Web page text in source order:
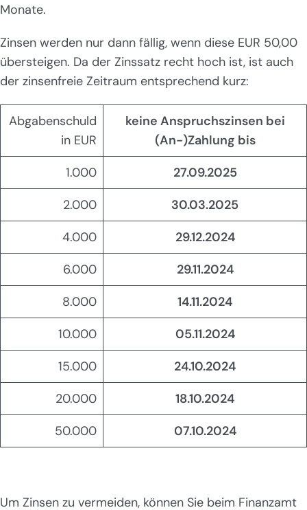
Monate.
Zinsen werden nur dann fällig, wenn diese EUR 50,00
übersteigen. Da der Zinssatz recht hoch ist, ist auch
der zinsenfreie Zeitraum entsprechend kurz:
Abgabenschuld
in EUR
keine Anspruchszinsen bei
(An-)Zahlung bis
1.000
27.09.2025
2.000
30.03.2025
4.000
29.12.2024
6.000
29.11.2024
8.000
14.11.2024
10.000
05.11.2024
15.000
24.10.2024
20.000
18.10.2024
50.000
07.10.2024
Um Zinsen zu vermeiden, können Sie beim Finanzamt